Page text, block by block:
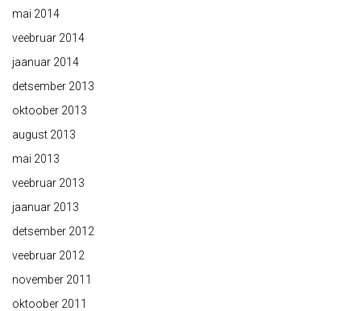
mai 2014
veebruar 2014
jaanuar 2014
detsember 2013
oktoober 2013
august 2013
mai 2013
veebruar 2013
jaanuar 2013
detsember 2012
veebruar 2012
november 2011
oktoober 2011